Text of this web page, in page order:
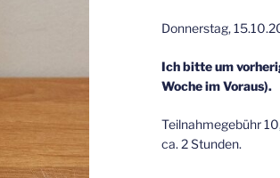
Donnerstag,
Ich bitte um
Woche im Voraus).
Teilnahmegebühr
ca. 2 Stunden.